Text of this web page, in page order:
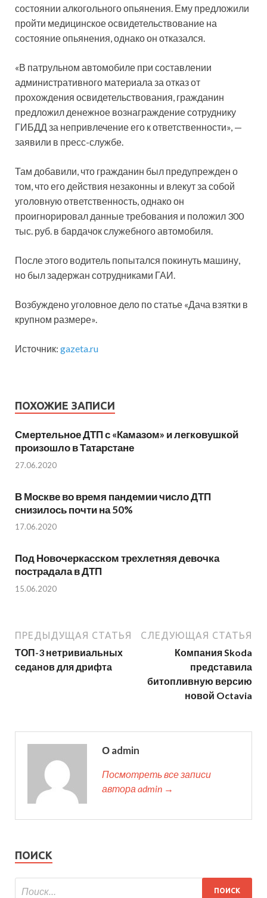
состоянии алкогольного опьянения. Ему предложили
пройти медицинское освидетельствование на
состояние опьянения, однако он отказался.
«В патрульном автомобиле при составлении
административного материала за отказ от
прохождения освидетельствования, гражданин
предложил денежное вознаграждение сотруднику
ГИБДД за непривлечение его к ответственности», —
заявили в пресс-службе.
Там добавили, что гражданин был предупрежден о
том, что его действия незаконны и влекут за собой
уголовную ответственность, однако он
проигнорировал данные требования и положил 300
тыс. руб. в бардачок служебного автомобиля.
После этого водитель попытался покинуть машину,
но был задержан сотрудниками ГАИ.
Возбуждено уголовное дело по статье «Дача взятки в
крупном размере».
Источник: gazeta.ru
ПОХОЖИЕ ЗАПИСИ
Смертельное ДТП с «Камазом» и легковушкой
произошло в Татарстане
27.06.2020
В Москве во время пандемии число ДТП
снизилось почти на 50%
17.06.2020
Под Новочеркасском трехлетняя девочка
пострадала в ДТП
15.06.2020
ПРЕДЫДУЩАЯ СТАТЬЯ
ТОП-3 нетривиальных
седанов для дрифта
СЛЕДУЮЩАЯ СТАТЬЯ
Компания Skoda
представила
битопливную версию
новой Octavia
О admin
Посмотреть все записи
автора admin →
ПОИСК